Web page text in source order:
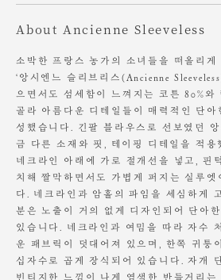
OS 55 35
Height 168cm / Waist 23" Slim 55 size.
원단에 직접 다림질 시 변형 가능성 있음. 스팀
소비자의 부주의로 인한 제품 훼손 및 세탁 잘
변형에 대해서는 보상의 책임을 지지 않습니다.
About Ancienne Sleeveless
소박한 프랑스 농가의 소녀들을 떠올리
‘앙시엔느 슬리브리스(Ancienne
으면서도 섬세함이 느껴지는 코튼 80%와
골라 아름다운 디테일들이 매력적인 단
성했습니다. 긴팔 블라우스로 선보였던
금 다른 소재와 핏, 테이핑 디테일을 적용
네크라인 아래에 가로 절개선을 넣고, 핀
치해 짤막하면서도 가볍게 퍼지는 실루엣
다. 네크라인과 암홀의 파임을 세심하게
분은 노출이 거의 없게 디자인되어 단아
있습니다. 네크라인과 여밈을 따라 자수
운 패브릭이 덧대어져 있으며, 한쪽 귀퉁
십자수로 곱게 장식되어 있습니다. 자개